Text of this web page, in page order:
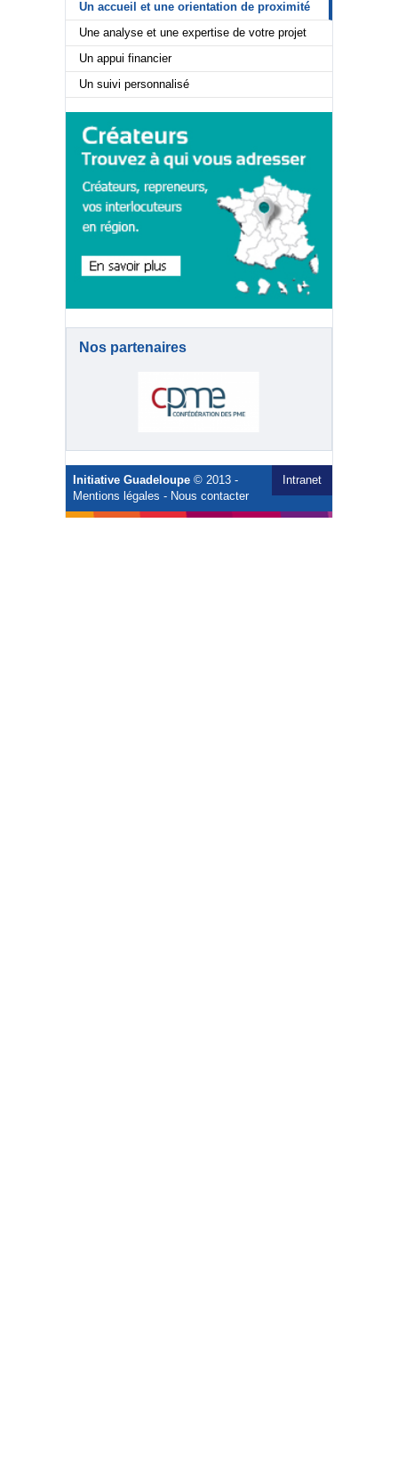
Un accueil et une orientation de proximité
Une analyse et une expertise de votre projet
Un appui financier
Un suivi personnalisé
Nos partenaires
Intranet
Initiative Guadeloupe © 2013 -
Mentions légales - Nous contacter